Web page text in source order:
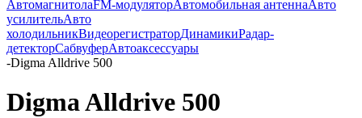
АвтомагнитолаFM-модуляторАвтомобильная антеннаАвто
усилительАвто
холодильникВидеорегистраторДинамикиРадар-
детекторСабвуферАвтоаксессуары
-Digma Alldrive 500
Digma Alldrive 500